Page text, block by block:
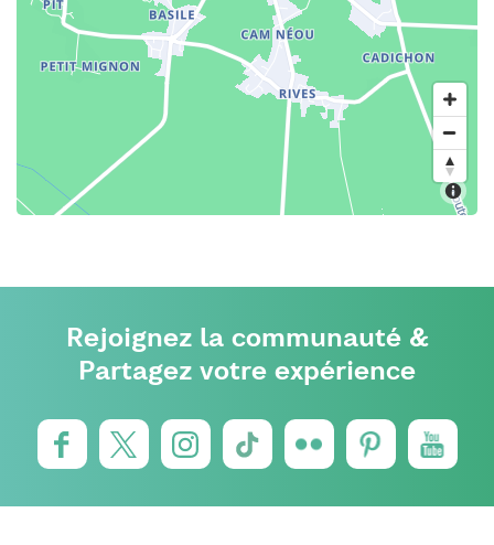
Rejoignez la communauté &
Partagez votre expérience